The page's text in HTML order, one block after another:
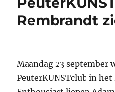
en
museum:
Rembrandt
Maandag 23 september
PeuterKUNSTclub in het